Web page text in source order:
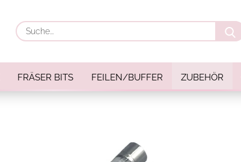
FRÄSER BITS FEILEN/BUFFER ZUBEHÖR